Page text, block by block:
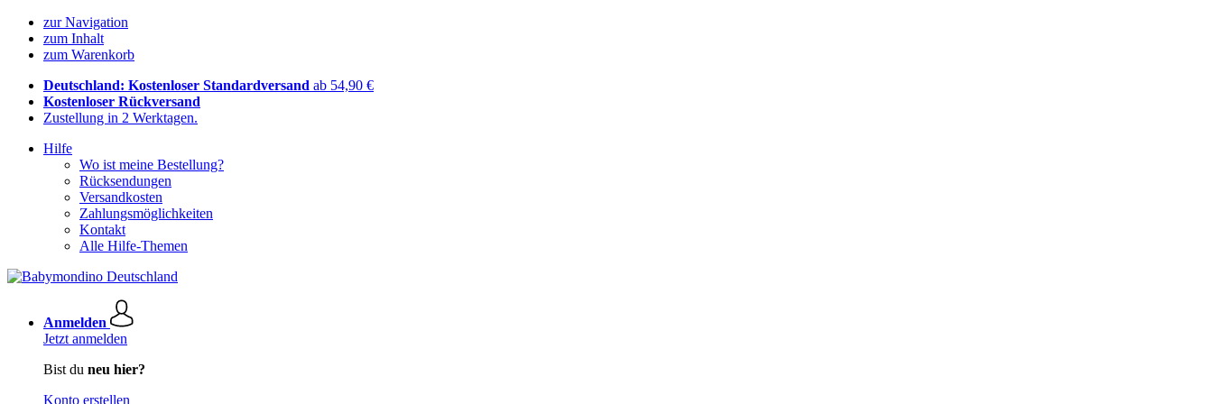
zur Navigation
zum Inhalt
zum Warenkorb
Deutschland: Kostenloser Standardversand ab 54,90 €
Kostenloser Rückversand
Zustellung in 2 Werktagen.
Hilfe
Wo ist meine Bestellung?
Rücksendungen
Versandkosten
Zahlungsmöglichkeiten
Kontakt
Alle Hilfe-Themen
Anmelden
Jetzt anmelden
Bist du neu hier?
Konto erstellen